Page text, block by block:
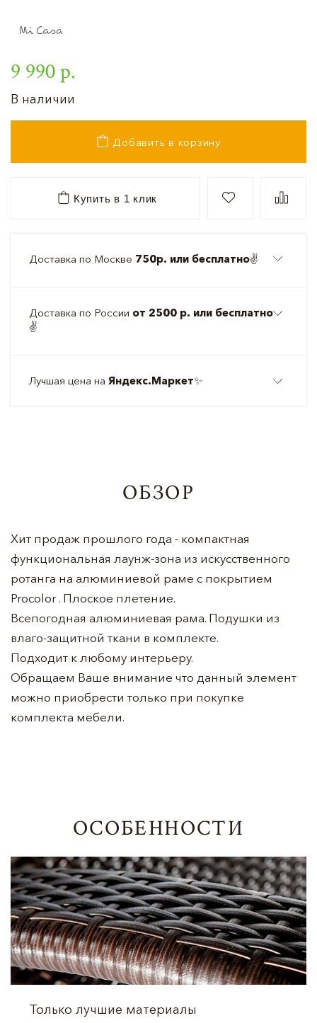
9 990 р.
В наличии
Добавить в корзину
Купить в 1 клик
Доставка по Москве 750р. или бесплатно✌️
Доставка по России от 2500 р. или бесплатно
✌️
Лучшая цена на Яндекс.Маркет✨
ОБЗОР
Хит продаж прошлого года - компактная
функциональная лаунж-зона из искусственного
ротанга на алюминиевой раме с покрытием
Procolor . Плоское плетение.
Всепогодная алюминиевая рама. Подушки из
влаго-защитной ткани в комплекте.
Подходит к любому интерьеру.
Обращаем Ваше внимание что данный элемент
можно приобрести только при покупке
комплекта мебели.
ОСОБЕННОСТИ
Только лучшие материалы